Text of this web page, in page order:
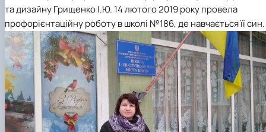
та дизайну Грищенко І.Ю. 14 лютого 2019 року провела
профорієнтаційну роботу в школі №186, де навчається її син.